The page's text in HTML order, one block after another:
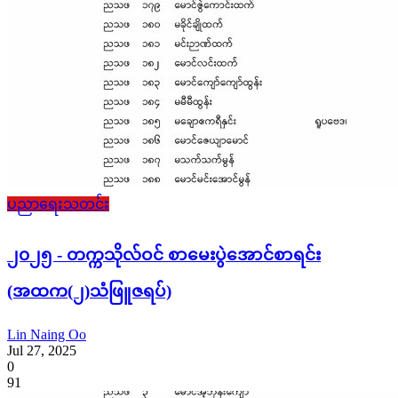
ပညာရေးသတင်း
၂၀၂၅ - တက္ကသိုလ်ဝင် စာမေးပွဲအောင်စာရင်း
(အထက(၂)သံဖြူဇရပ်)
Lin Naing Oo
Jul 27, 2025
0
91